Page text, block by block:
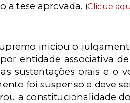
a tese aprovada. (Clique
iniciou o
entidade associativa
sustentações orais e o
foi suspenso e deve
a constitucionalidade